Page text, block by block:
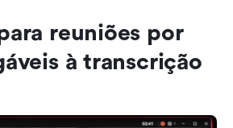
reuniões por
à transcrição